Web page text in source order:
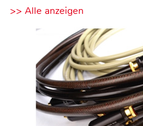
>> Alle anzeigen